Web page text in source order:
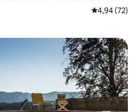
Prosječna
4,94 (72)